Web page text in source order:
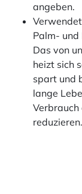
angeben.
Palm-
Das von
heizt sich
spart und
lange
reduzieren.